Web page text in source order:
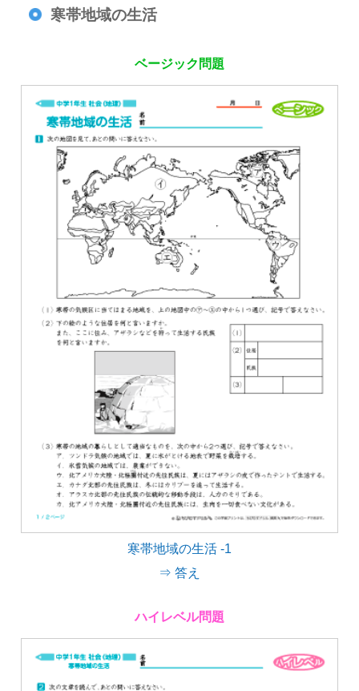
寒帯地域の生活
ベージック問題
寒帯地域の生活 -1
⇒ 答え
ハイレベル問題